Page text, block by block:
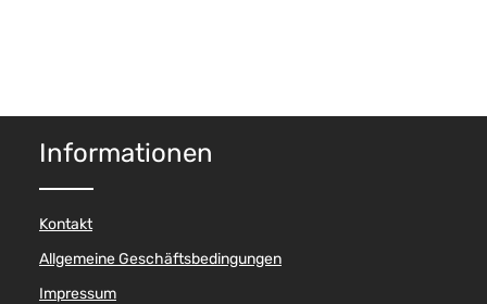
Informationen
Kontakt
Allgemeine Geschäftsbedingungen
Impressum